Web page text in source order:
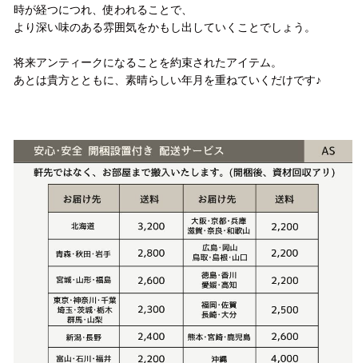
時が経つにつれ、使われることで、
より深い味のある雰囲気をかもし出していくことでしょう。
将来アンティークになることを約束されたアイテム。
あとは貴方とともに、素晴らしい年月を重ねていくだけです♪